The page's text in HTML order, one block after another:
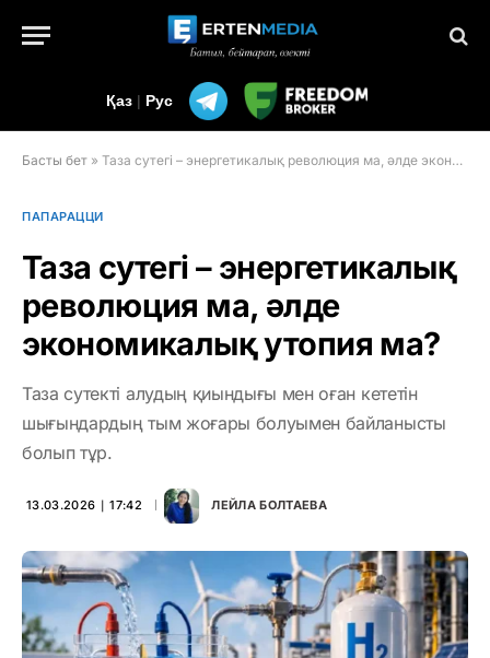
Қаз | Рус
Басты бет » Таза сутегі – энергетикалық революция ма, әлде экономикалық утопия ма?
ПАПАРАЦЦИ
Таза сутегі – энергетикалық
революция ма, әлде
экономикалық утопия ма?
Таза сутекті алудың қиындығы мен оған кететін
шығындардың тым жоғары болуымен байланысты
болып тұр.
13.03.2026 ∣ 17:42 ЛЕЙЛА БОЛТАЕВА